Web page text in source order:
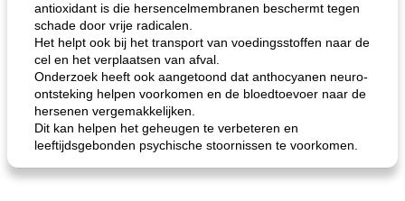
de jamcake van Georgië tennessee
antioxidant is die hersencelmembranen beschermt tegen
schade door vrije radicalen.
Het helpt ook bij het transport van voedingsstoffen naar de
cel en het verplaatsen van afval.
Onderzoek heeft ook aangetoond dat anthocyanen neuro-
ontsteking helpen voorkomen en de bloedtoevoer naar de
hersenen vergemakkelijken.
Dit kan helpen het geheugen te verbeteren en
leeftijdsgebonden psychische stoornissen te voorkomen.